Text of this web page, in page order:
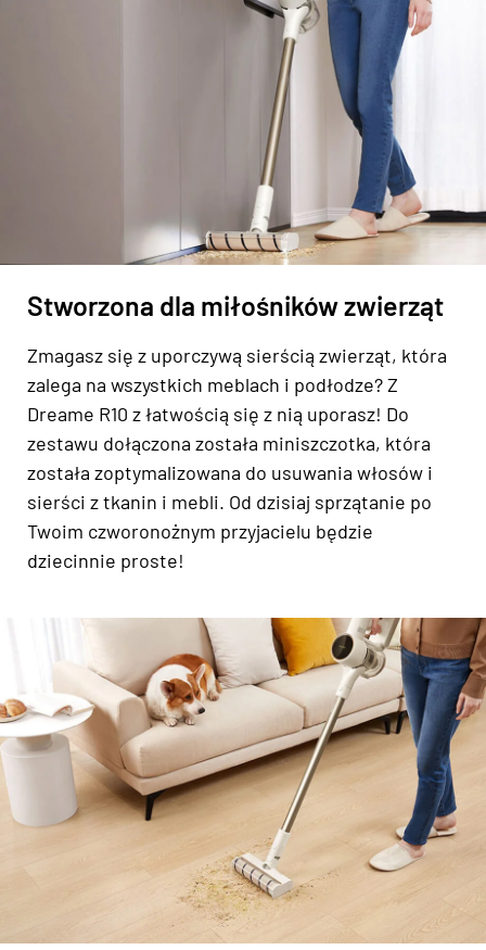
Stworzona dla miłośników zwierząt
Zmagasz się z uporczywą sierścią zwierząt, która
zalega na wszystkich meblach i podłodze? Z
Dreame R10 z łatwością się z nią uporasz! Do
zestawu dołączona została miniszczotka, która
została zoptymalizowana do usuwania włosów i
sierści z tkanin i mebli. Od dzisiaj sprzątanie po
Twoim czworonożnym przyjacielu będzie
dziecinnie proste!